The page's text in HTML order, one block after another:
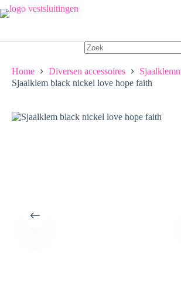
Ga
naar
Home Diversen accessoires
Sjaalklem black nickel love hope faith